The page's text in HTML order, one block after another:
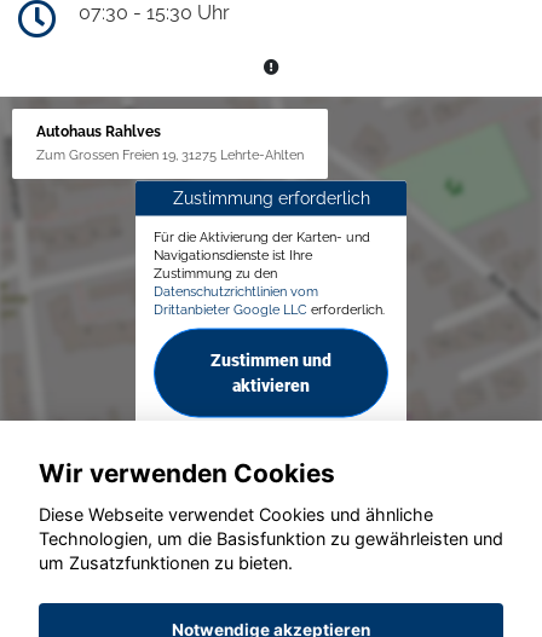
07:30 - 15:30 Uhr
Autohaus Rahlves
Zum Grossen Freien 19, 31275 Lehrte-Ahlten
Zustimmung erforderlich
Für die Aktivierung der Karten- und
Navigationsdienste ist Ihre
Zustimmung zu den
Datenschutzrichtlinien vom
Drittanbieter Google LLC erforderlich.
Zustimmen und
aktivieren
© konjunkturmotor.de GmbH 2020 - 2026
Wir verwenden Cookies
Diese Webseite verwendet Cookies und ähnliche
Technologien, um die Basisfunktion zu gewährleisten und
um Zusatzfunktionen zu bieten.
Notwendige akzeptieren